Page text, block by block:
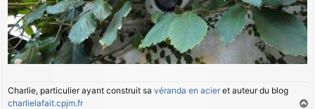
Charlie, particulier ayant construit sa véranda en acier et auteur du blog
charlielafait.cpjm.fr